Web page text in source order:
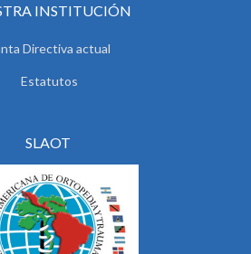
INSTITUCIÓN
Directiva actual
Estatutos
SLAOT